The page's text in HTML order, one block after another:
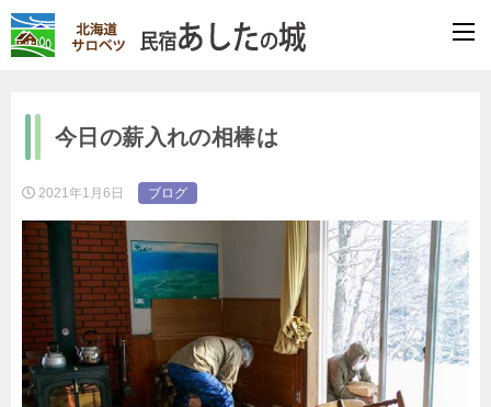
今日の薪入れの相棒は
2021年1月6日 ブログ